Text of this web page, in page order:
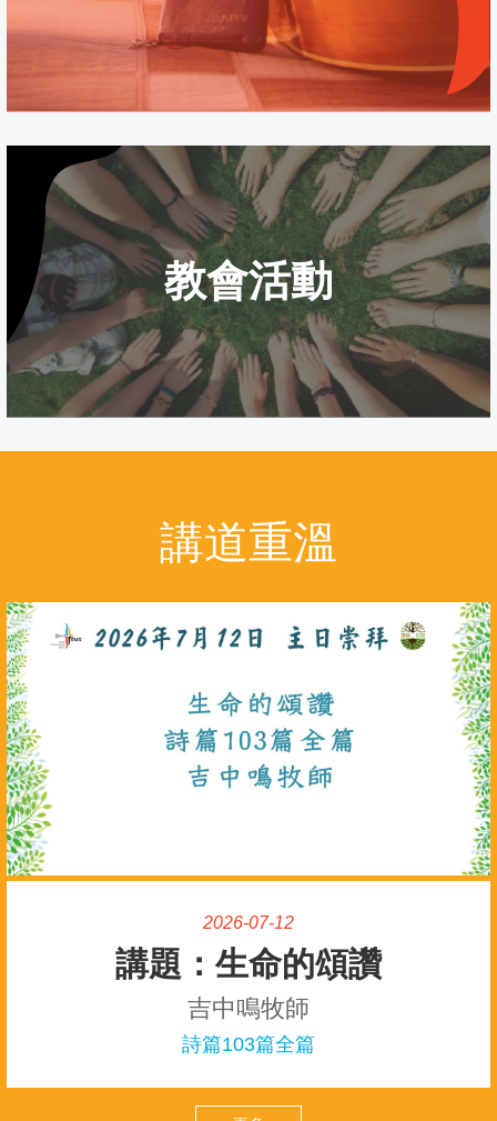
教會活動
講道重溫
2026-07-12
生命的頌讚
吉中鳴牧師
詩篇103篇全篇